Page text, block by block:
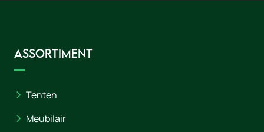
Assortiment
Tenten
Meubilair